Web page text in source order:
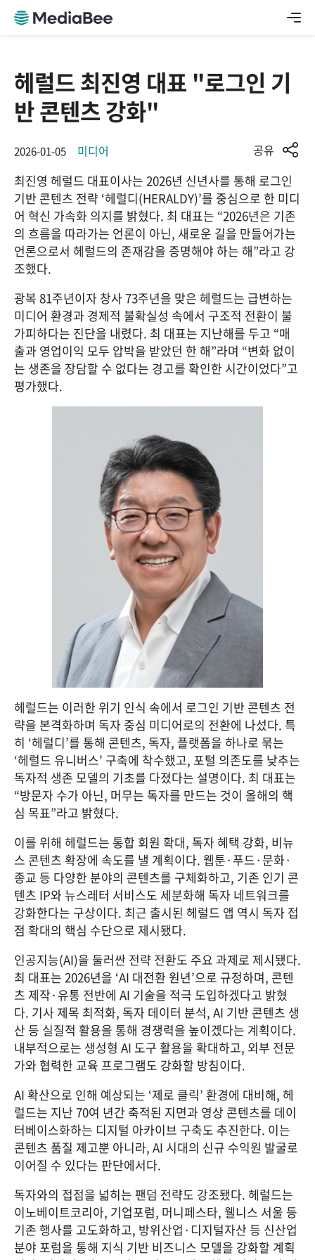
헤럴드 최진영 대표 "로그인 기
반 콘텐츠 강화"
2026-01-05 미디어 공유
최진영 헤럴드 대표이사는 2026년 신년사를 통해 로그인
기반 콘텐츠 전략 ‘헤럴디(HERALDY)’를 중심으로 한 미디
어 혁신 가속화 의지를 밝혔다. 최 대표는 “2026년은 기존
의 흐름을 따라가는 언론이 아닌, 새로운 길을 만들어가는
언론으로서 헤럴드의 존재감을 증명해야 하는 해”라고 강
조했다.
광복 81주년이자 창사 73주년을 맞은 헤럴드는 급변하는
미디어 환경과 경제적 불확실성 속에서 구조적 전환이 불
가피하다는 진단을 내렸다. 최 대표는 지난해를 두고 “매
출과 영업이익 모두 압박을 받았던 한 해”라며 “변화 없이
는 생존을 장담할 수 없다는 경고를 확인한 시간이었다”고
평가했다.
헤럴드는 이러한 위기 인식 속에서 로그인 기반 콘텐츠 전
략을 본격화하며 독자 중심 미디어로의 전환에 나섰다. 특
히 ‘헤럴디’를 통해 콘텐츠, 독자, 플랫폼을 하나로 묶는
‘헤럴드 유니버스’ 구축에 착수했고, 포털 의존도를 낮추는
독자적 생존 모델의 기초를 다졌다는 설명이다. 최 대표는
“방문자 수가 아닌, 머무는 독자를 만드는 것이 올해의 핵
심 목표”라고 밝혔다.
이를 위해 헤럴드는 통합 회원 확대, 독자 혜택 강화, 비뉴
스 콘텐츠 확장에 속도를 낼 계획이다. 웹툰·푸드·문화·
종교 등 다양한 분야의 콘텐츠를 구체화하고, 기존 인기 콘
텐츠 IP와 뉴스레터 서비스도 세분화해 독자 네트워크를
강화한다는 구상이다. 최근 출시된 헤럴드 앱 역시 독자 접
점 확대의 핵심 수단으로 제시됐다.
인공지능(AI)을 둘러싼 전략 전환도 주요 과제로 제시됐다.
최 대표는 2026년을 ‘AI 대전환 원년’으로 규정하며, 콘텐
츠 제작·유통 전반에 AI 기술을 적극 도입하겠다고 밝혔
다. 기사 제목 최적화, 독자 데이터 분석, AI 기반 콘텐츠 생
산 등 실질적 활용을 통해 경쟁력을 높이겠다는 계획이다.
내부적으로는 생성형 AI 도구 활용을 확대하고, 외부 전문
가와 협력한 교육 프로그램도 강화할 방침이다.
AI 확산으로 인해 예상되는 ‘제로 클릭’ 환경에 대비해, 헤
럴드는 지난 70여 년간 축적된 지면과 영상 콘텐츠를 데이
터베이스화하는 디지털 아카이브 구축도 추진한다. 이는
콘텐츠 품질 제고뿐 아니라, AI 시대의 신규 수익원 발굴로
이어질 수 있다는 판단에서다.
독자와의 접점을 넓히는 팬덤 전략도 강조됐다. 헤럴드는
이노베이트코리아, 기업포럼, 머니페스타, 웰니스 서울 등
기존 행사를 고도화하고, 방위산업·디지털자산 등 신산업
분야 포럼을 통해 지식 기반 비즈니스 모델을 강화할 계획